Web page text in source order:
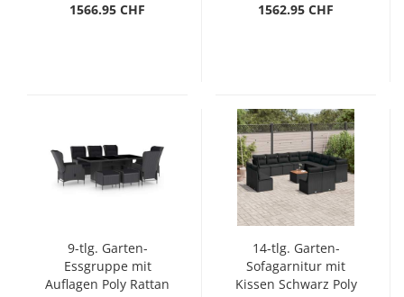
1566.95 CHF
1562.95 CHF
9-tlg. Garten-
Essgruppe mit
Auflagen Poly Rattan
14-tlg. Garten-
Sofagarnitur mit
Kissen Schwarz Poly